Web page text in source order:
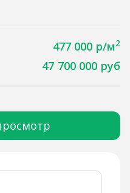
477 000 р/м2
47 700 000 руб